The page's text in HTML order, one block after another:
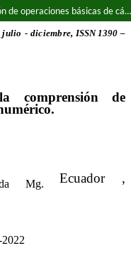
Estrategia didáctica para la comprensión de operaciones básicas de cálculo numérico.